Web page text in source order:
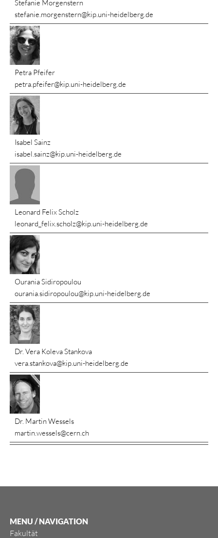
Stefanie Morgenstern
stefanie.morgenstern@kip.uni-heidelberg.de
Petra Pfeifer
petra.pfeifer@kip.uni-heidelberg.de
Isabel Sainz
isabel.sainz@kip.uni-heidelberg.de
Leonard Felix Scholz
leonard_felix.scholz@kip.uni-heidelberg.de
Ourania Sidiropoulou
ourania.sidiropoulou@kip.uni-heidelberg.de
Dr. Vera Koleva Stankova
vera.stankova@kip.uni-heidelberg.de
Dr. Martin Wessels
martin.wessels@cern.ch
MENU / NAVIGATION
Fakultät